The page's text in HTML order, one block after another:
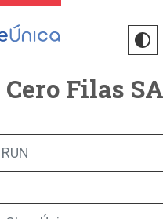
Cero Filas